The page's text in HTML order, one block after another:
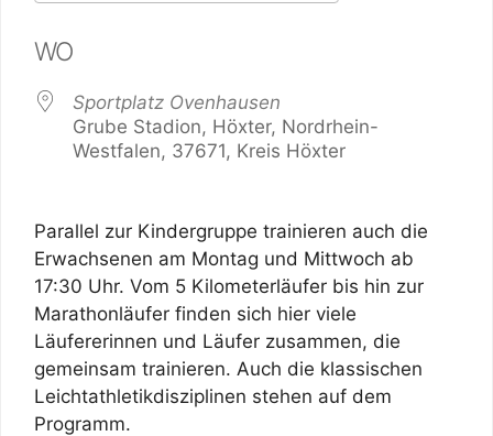
WO
Sportplatz Ovenhausen
Grube Stadion, Höxter, Nordrhein-
Westfalen, 37671, Kreis Höxter
Parallel zur Kindergruppe trainieren auch die
Erwachsenen am Montag und Mittwoch ab
17:30 Uhr. Vom 5 Kilometerläufer bis hin zur
Marathonläufer finden sich hier viele
Läufererinnen und Läufer zusammen, die
gemeinsam trainieren. Auch die klassischen
Leichtathletikdisziplinen stehen auf dem
Programm.